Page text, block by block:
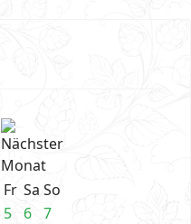
Fr Sa So
5 6 7